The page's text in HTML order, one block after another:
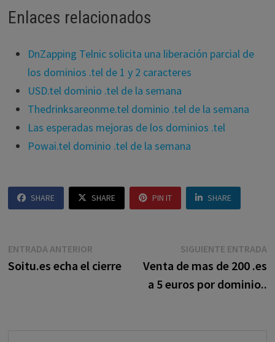
Enlaces relacionados
DnZapping Telnic solicita una liberación parcial de
los dominios .tel de 1 y 2 caracteres
USD.tel dominio .tel de la semana
Thedrinksareonme.tel dominio .tel de la semana
Las esperadas mejoras de los dominios .tel
Powai.tel dominio .tel de la semana
SHARE SHARE PIN IT SHARE
Navegación
de
ENTRADA ANTERIOREntrada
anterior:
Soitu.es echa el cierre
SIGUIENTE ENTRADA
Venta de mas de 200 .es
a 5 euros por dominio..